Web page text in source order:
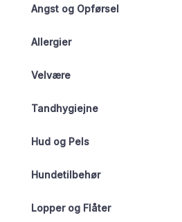
Angst og Opførsel
Allergier
Velvære
Tandhygiejne
Hud og Pels
Hundetilbehør
Lopper og Flåter